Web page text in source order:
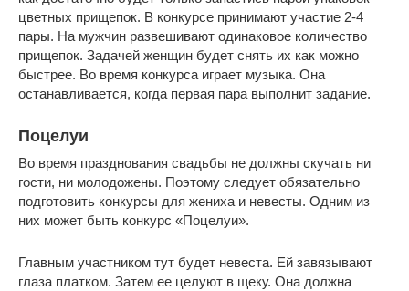
цветных прищепок. В конкурсе принимают участие 2-4
пары. На мужчин развешивают одинаковое количество
прищепок. Задачей женщин будет снять их как можно
быстрее. Во время конкурса играет музыка. Она
останавливается, когда первая пара выполнит задание.
Поцелуи
Во время празднования свадьбы не должны скучать ни
гости, ни молодожены. Поэтому следует обязательно
подготовить конкурсы для жениха и невесты. Одним из
них может быть конкурс «Поцелуи».
Главным участником тут будет невеста. Ей завязывают
глаза платком. Затем ее целуют в щеку. Она должна